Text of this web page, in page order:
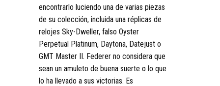
encontrarlo luciendo una de varias piezas
de su colección, incluida una réplicas de
relojes Sky-Dweller, falso Oyster
Perpetual Platinum, Daytona, Datejust o
GMT Master II. Federer no considera que
sean un amuleto de buena suerte o lo que
lo ha llevado a sus victorias. Es